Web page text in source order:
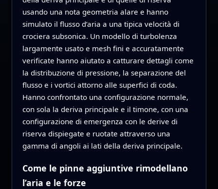
usando una nota geometria alare e hanno
simulato il flusso d’aria a una tipica velocità di
crociera subsonica. Un modello di turbolenza
largamente usato e mesh fini e accuratamente
verificate hanno aiutato a catturare dettagli come
la distribuzione di pressione, la separazione del
flusso e i vortici attorno alle superfici di coda.
Hanno confrontato una configurazione normale,
con sola la deriva principale e il timone, con una
configurazione di emergenza con le derive di
riserva dispiegate e ruotate attraverso una
gamma di angoli ai lati della deriva principale.
Come le pinne aggiuntive rimodellano
l’aria e le forze